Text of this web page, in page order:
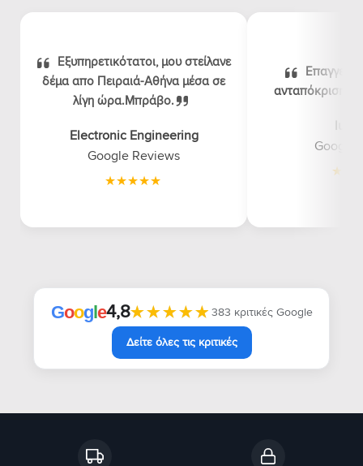
Εξυπηρετικότατοι, μου στείλανε
δέμα απο Πειραιά-Αθήνα μέσα σε
λίγη ώρα.Μπράβο.
Electronic Engineering
Google Reviews
ανταπόκριση,
Google
Googl e4,8★★★★★
★★★★★ 383 κριτικές Google
Δείτε όλες τις κριτικές